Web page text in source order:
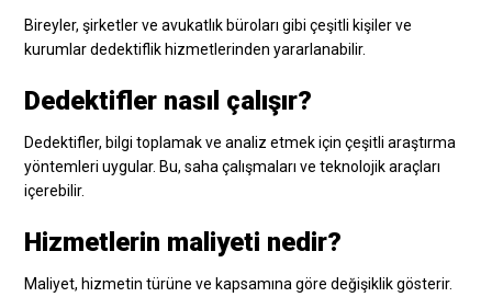
Bireyler, şirketler ve avukatlık büroları gibi çeşitli kişiler ve
kurumlar dedektiflik hizmetlerinden yararlanabilir.
Dedektifler nasıl çalışır?
Dedektifler, bilgi toplamak ve analiz etmek için çeşitli araştırma
yöntemleri uygular. Bu, saha çalışmaları ve teknolojik araçları
içerebilir.
Hizmetlerin maliyeti nedir?
Maliyet, hizmetin türüne ve kapsamına göre değişiklik gösterir.